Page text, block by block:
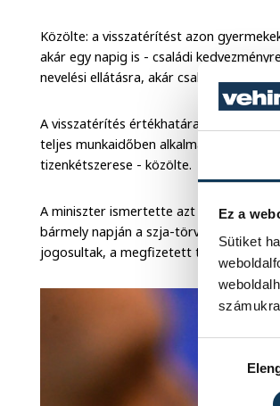
Ez a
Sütiket
Közölte: a visszatérítést azon
akár egy napig is - családi
nevelési ellátásra, akár családi
A visszatérítés értékhatára a 2020.
teljes munkaidőben alkalmazásban
tizenkétszerese - közölte.
A miniszter ismertette azt is: azon
bármely napján a szja-törvény
jogosultak, a megfizetett tételes adó